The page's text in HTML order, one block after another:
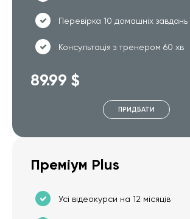
Перевірка 10 домашніх завдань
Консультація з тренером 60 хв
89.99 $
ПРИДБАТИ
Преміум Plus
Усі відеокурси на 12 місяців